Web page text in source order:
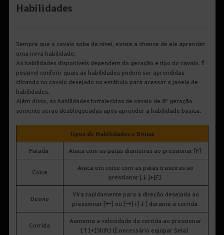
Habilidades
Sempre que o cavalo sobe de nível, existe a chance de ele aprender
uma nova habilidade.
As habilidades disponíveis dependem da geração e tipo do cavalo. É
possível conferir quais as habilidades podem ser aprendidas
clicando no cavalo desejado no estábulo para acessar a janela de
habilidades.
Além disso, as habilidades fortalecidas de cavalo de 8ª geração
somente serão desbloqueadas após aprender a habilidade básica.
Tipos de Habilidades e Bônus
Patada Ataca com as patas dianteiras ao pressionar [F]
Coice
Ataca em coice com as patas traseiras ao
pressionar [↓]+[F]
Desvio
Vira rapidamente para a direção desejada ao
pressionar [←] ou [→]+[↓] durante a corrida
Corrida
Aumenta a velocidade da corrida ao pressionar
[↑]+[Shift] (É necessário equipar Sela)